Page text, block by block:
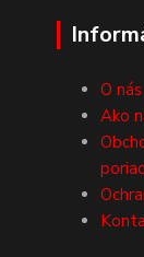
O nás
Ako